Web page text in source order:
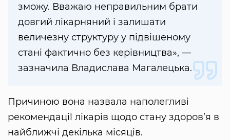
зможу. Вважаю неправильним брати
довгий лікарняний і залишати
величезну структуру у підвішеному
стані фактично без керівництва», —
зазначила Владислава Магалецька.
Причиною вона назвала наполегливі
рекомендації лікарів щодо стану здоров’я в
найближчі декілька місяців.